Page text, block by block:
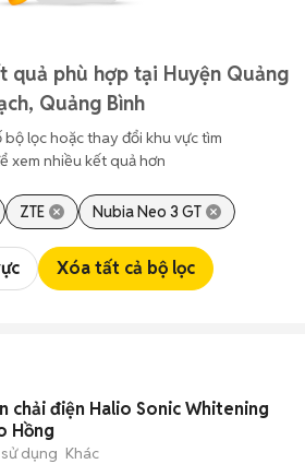
quả phù hợp tại Huyện Quảng
Quảng Bình
bộ lọc hoặc thay đổi khu vực tìm
xem nhiều kết quả hơn
ZTE Nubia Neo 3 GT
Xóa tất cả bộ lọc
chải điện Halio Sonic Whitening
Hồng
dụng Khác